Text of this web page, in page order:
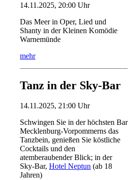
14.11.2025, 20:00 Uhr
Das Meer in Oper, Lied und
Shanty in der Kleinen Komödie
Warnemünde
mehr
Tanz in der Sky-Bar
14.11.2025, 21:00 Uhr
Schwingen Sie in der höchsten Bar
Mecklenburg-Vorpommerns das
Tanzbein, genießen Sie köstliche
Cocktails und den
atemberaubender Blick; in der
Sky-Bar, Hotel Neptun (ab 18
Jahren)